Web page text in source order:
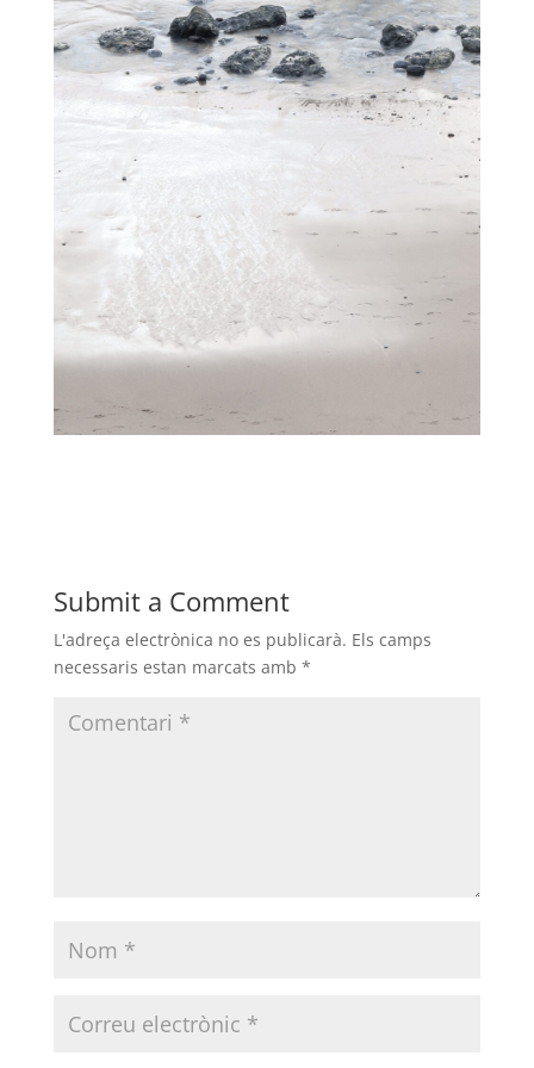
Submit a Comment
L'adreça electrònica no es publicarà. Els camps
necessaris estan marcats amb *